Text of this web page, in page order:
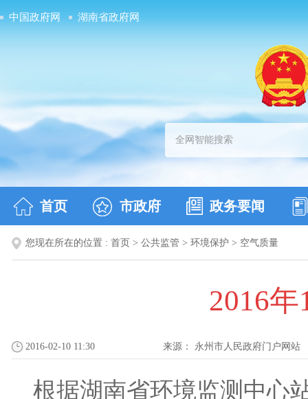
中国政府网 湖南省政府网
首页 市政府 政务要闻
您现在所在的位置 : 首页 > 公共监管 > 环境保护 > 空气质量
2016
2016-02-10 11:30 来源： 永州市人民政府门户网站
根据湖南省环境监测中心